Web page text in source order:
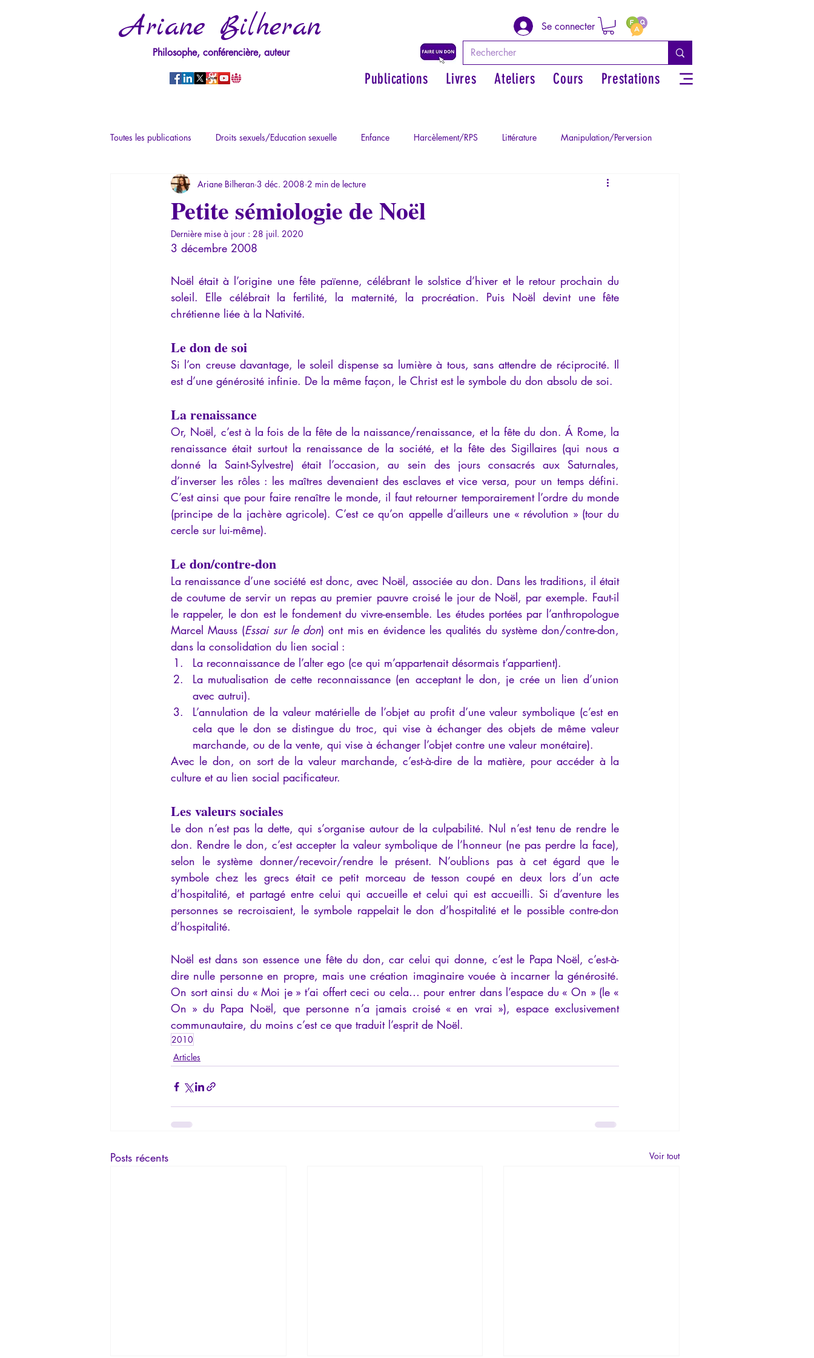
Ariane Bilheran
Philosophe, conférencière, auteur
Se connecter
Publications Livres Ateliers Cours Prestations
Toutes les publications Droits sexuels/Education sexuelle Enfance Harcèlement/RPS Littérature Manipulation/Perversion
Mythologie - Savoir des Anciens Philosopher par les mythes grecs
Psychopathologie du Pouvoir Psychopathologie du Totalitarisme
La Lucarne Articles Interviews Psychopathologie de l'Autorité Recensions Psychose Temporalité
Petite sémiologie de Noël
Ariane Bilheran 3 déc. 2008 2 min de lecture
Dernière mise à jour : 28 juil. 2020
3 décembre 2008
Noël était à l’origine une fête païenne, célébrant le solstice d’hiver et le retour prochain du
soleil. Elle célébrait la fertilité, la maternité, la procréation. Puis Noël devint une fête
chrétienne liée à la Nativité.
Le don de soi
Si l’on creuse davantage, le soleil dispense sa lumière à tous, sans attendre de réciprocité. Il
est d’une générosité infinie. De la même façon, le Christ est le symbole du don absolu de soi.
La renaissance
Or, Noël, c’est à la fois de la fête de la naissance/renaissance, et la fête du don. Á Rome, la
renaissance était surtout la renaissance de la société, et la fête des Sigillaires (qui nous a
donné la Saint-Sylvestre) était l’occasion, au sein des jours consacrés aux Saturnales,
d’inverser les rôles : les maîtres devenaient des esclaves et vice versa, pour un temps défini.
C’est ainsi que pour faire renaître le monde, il faut retourner temporairement l’ordre du monde
(principe de la jachère agricole). C’est ce qu’on appelle d’ailleurs une « révolution » (tour du
cercle sur lui-même).
Le don/contre-don
La renaissance d’une société est donc, avec Noël, associée au don. Dans les traditions, il était
de coutume de servir un repas au premier pauvre croisé le jour de Noël, par exemple. Faut-il
le rappeler, le don est le fondement du vivre-ensemble. Les études portées par l’anthropologue
Marcel Mauss (Essai sur le don) ont mis en évidence les qualités du système don/contre-don,
dans la consolidation du lien social :
La reconnaissance de l’alter ego (ce qui m’appartenait désormais t’appartient).
La mutualisation de cette reconnaissance (en acceptant le don, je crée un lien d’union
avec autrui).
L’annulation de la valeur matérielle de l’objet au profit d’une valeur symbolique (c’est en
cela que le don se distingue du troc, qui vise à échanger des objets de même valeur
marchande, ou de la vente, qui vise à échanger l’objet contre une valeur monétaire).
Avec le don, on sort de la valeur marchande, c’est-à-dire de la matière, pour accéder à la
culture et au lien social pacificateur.
Les valeurs sociales
Le don n’est pas la dette, qui s’organise autour de la culpabilité. Nul n’est tenu de rendre le
don. Rendre le don, c’est accepter la valeur symbolique de l’honneur (ne pas perdre la face),
selon le système donner/recevoir/rendre le présent. N’oublions pas à cet égard que le
symbole chez les grecs était ce petit morceau de tesson coupé en deux lors d’un acte
d’hospitalité, et partagé entre celui qui accueille et celui qui est accueilli. Si d’aventure les
personnes se recroisaient, le symbole rappelait le don d’hospitalité et le possible contre-don
d’hospitalité.
Noël est dans son essence une fête du don, car celui qui donne, c’est le Papa Noël, c’est-à-
dire nulle personne en propre, mais une création imaginaire vouée à incarner la générosité.
On sort ainsi du « Moi je » t’ai offert ceci ou cela… pour entrer dans l’espace du « On » (le «
On » du Papa Noël, que personne n’a jamais croisé « en vrai »), espace exclusivement
communautaire, du moins c’est ce que traduit l’esprit de Noël.
2010
Articles
Posts récents Voir tout